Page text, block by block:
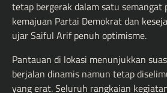
tetap bergerak dalam satu semangat
kemajuan Partai Demokrat dan
ujar Saiful Arif penuh optimisme.
Pantauan di lokasi menunjukkan
berjalan dinamis namun tetap
yang erat. Seluruh rangkaian